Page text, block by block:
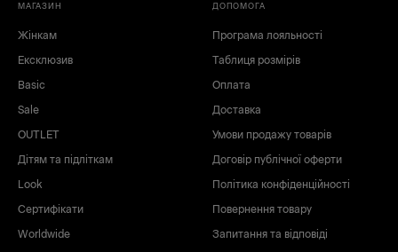
МАГАЗИН
Жінкам
Ексклюзив
Basic
Sale
OUTLET
Дітям та підліткам
Look
Сертифікати
Worldwide
ДОПОМОГА
Програма лояльності
Таблиця розмірів
Оплата
Доставка
Умови продажу товарів
Договір публічної оферти
Політика конфіденційності
Повернення товару
Запитання та відповіді